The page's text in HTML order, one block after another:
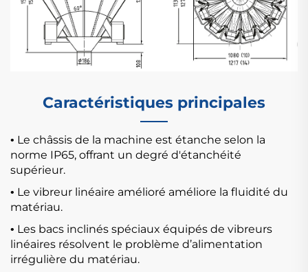
Caractéristiques principales
• Le châssis de la machine est étanche selon la
norme IP65, offrant un degré d'étanchéité
supérieur.
• Le vibreur linéaire amélioré améliore la fluidité du
matériau.
• Les bacs inclinés spéciaux équipés de vibreurs
linéaires résolvent le problème d’alimentation
irrégulière du matériau.